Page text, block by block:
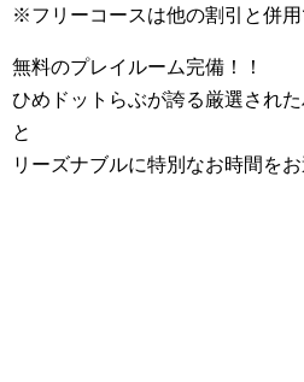
※フリーコースは他の割引と併
無料のプレイルーム完備！！
ひめドットらぶが誇る厳選され
と
リーズナブルに特別なお時間をお